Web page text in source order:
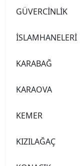
GÜVERCİNLİK
İSLAMHANELERİ
KARABAĞ
KARAOVA
KEMER
KIZILAĞAÇ